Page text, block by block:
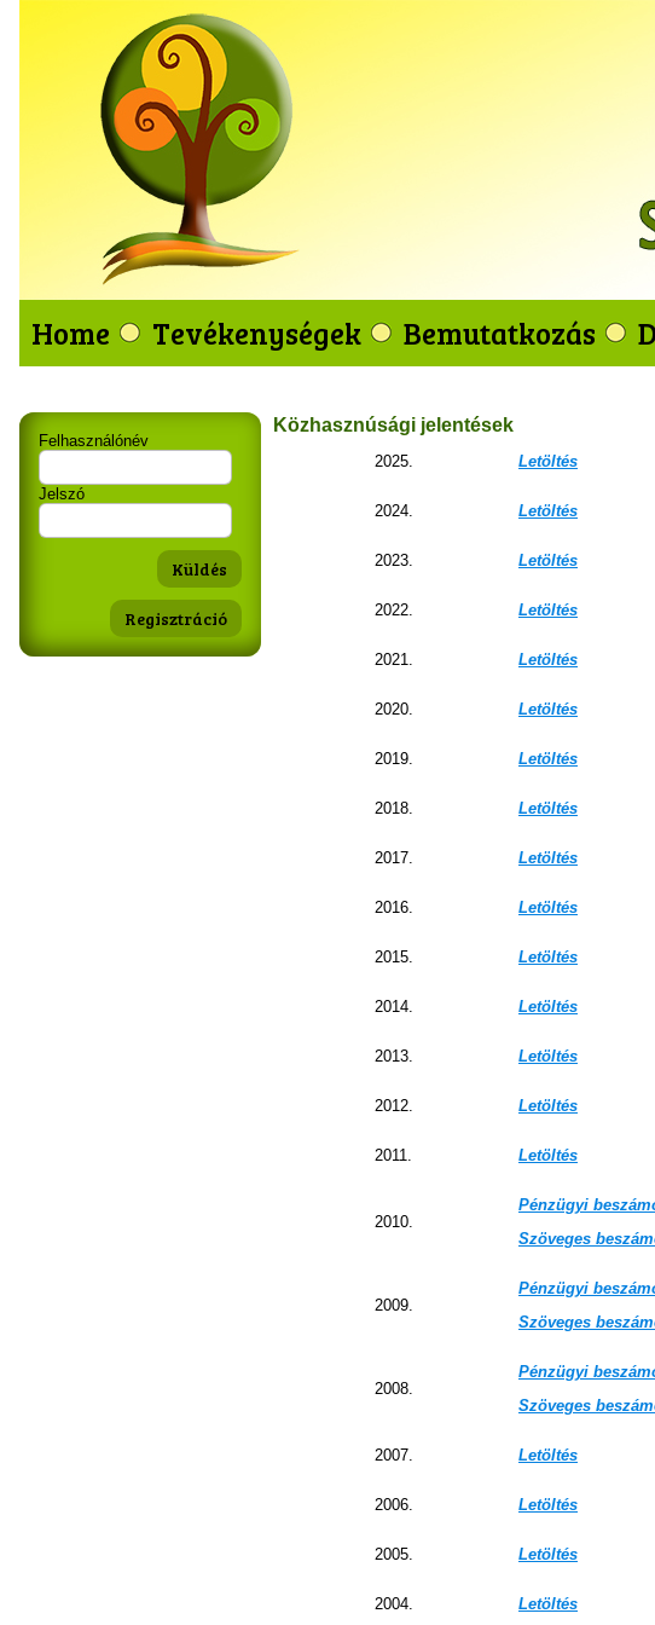
Home Tevékenységek Bemutatkozás
Felhasználónév
Jelszó
Regisztráció
Közhasznúsági jelentések
2025. Letöltés
2024. Letöltés
2023. Letöltés
2022. Letöltés
2021. Letöltés
2020. Letöltés
2019. Letöltés
2018. Letöltés
2017. Letöltés
2016. Letöltés
2015. Letöltés
2014. Letöltés
2013. Letöltés
2012. Letöltés
2011. Letöltés
2010.
Pénzügyi
Szöveges
2009.
Pénzügyi
Szöveges
2008.
Pénzügyi
Szöveges
2007. Letöltés
2006. Letöltés
2005. Letöltés
2004. Letöltés